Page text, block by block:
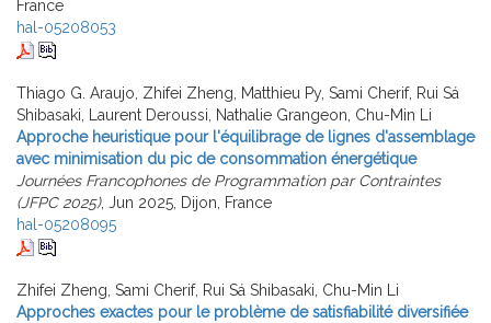
France
hal-05208053
Thiago G. Araujo, Zhifei Zheng, Matthieu Py, Sami Cherif, Rui Sá
Shibasaki, Laurent Deroussi, Nathalie Grangeon, Chu-Min Li
Approche heuristique pour l'équilibrage de lignes d'assemblage
avec minimisation du pic de consommation énergétique
Journées Francophones de Programmation par Contraintes
(JFPC 2025), Jun 2025, Dijon, France
hal-05208095
Zhifei Zheng, Sami Cherif, Rui Sá Shibasaki, Chu-Min Li
Approches exactes pour le problème de satisfiabilité diversifiée